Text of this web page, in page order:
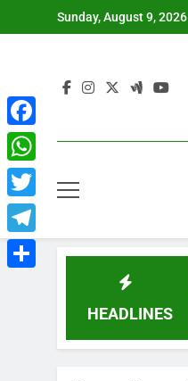
to
Sunday, August 9, 2026
HEADLINES
в онлайн казино Лев
Facebook
WhatsApp
Twitter
Telegram